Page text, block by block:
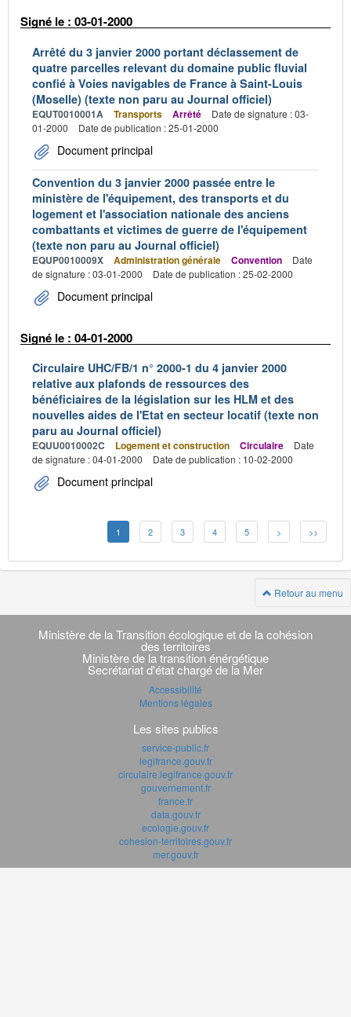
Signé le : 03-01-2000
Arrêté du 3 janvier 2000 portant déclassement de
quatre parcelles relevant du domaine public fluvial
confié à Voies navigables de France à Saint-Louis
(Moselle) (texte non paru au Journal officiel)
EQUT0010001A Transports Arrêté
Date de signature : 03-
01-2000
Date de publication : 25-01-2000
Document principal
Convention du 3 janvier 2000 passée entre le
ministère de l'équipement, des transports et du
logement et l'association nationale des anciens
combattants et victimes de guerre de l'équipement
(texte non paru au Journal officiel)
EQUP0010009X Administration générale Convention
Date
de signature : 03-01-2000
Date de publication : 25-02-2000
Document principal
Signé le : 04-01-2000
Circulaire UHC/FB/1 n° 2000-1 du 4 janvier 2000
relative aux plafonds de ressources des
bénéficiaires de la législation sur les HLM et des
nouvelles aides de l'Etat en secteur locatif (texte non
paru au Journal officiel)
EQUU0010002C Logement et construction Circulaire
Date
de signature : 04-01-2000
Date de publication : 10-02-2000
Document principal
1 2 3 4 5 > >>
Retour au menu
Navigation
transverse
Ministère de la Transition écologique et de la cohésion
des territoires
Ministère de la transition énérgétique
Secrétariat d'état chargé de la Mer
Accessibilité
Mentions légales
Les sites publics
service-public.fr
legifrance.gouv.fr
circulaire.legifrance.gouv.fr
gouvernement.fr
france.fr
data.gouv.fr
ecologie.gouv.fr
cohesion-territoires.gouv.fr
mer.gouv.fr